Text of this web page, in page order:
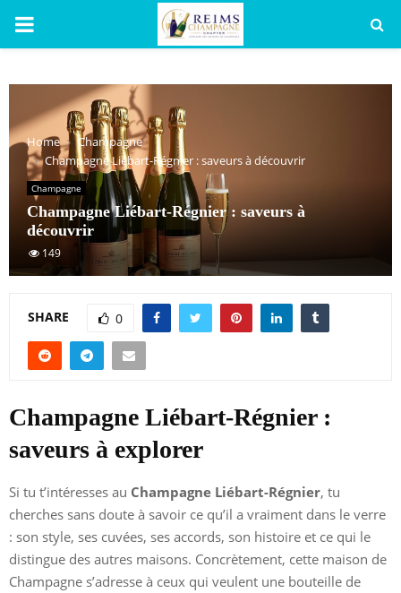
PRIMARY
Home
Champagne
Champagne Liébart-Régnier : saveurs à découvrir
Champagne
Champagne Liébart-Régnier : saveurs à
découvrir
149
SHARE 0
Champagne Liébart-Régnier :
saveurs à explorer
Si tu t’intéresses au Champagne Liébart-Régnier, tu
cherches sans doute à savoir ce qu’il a vraiment dans le verre
: son style, ses cuvées, ses accords, son histoire et ce qui le
distingue des autres maisons. Concrètement, cette maison de
Champagne s’adresse à ceux qui veulent une bouteille de